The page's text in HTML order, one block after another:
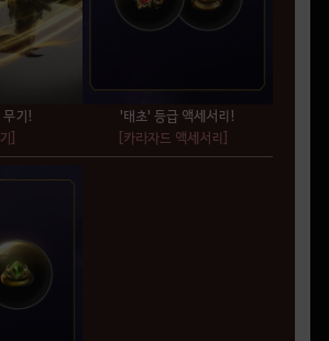
기!
]
'태초' 등급 액세서리!
[카라자드 액세서리]